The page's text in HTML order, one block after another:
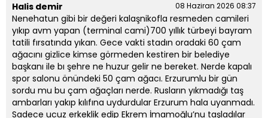
Halis demir 08 Haziran 2026 08:37
Nenehatun gibi bir değeri kalaşnikofla resmeden camileri
yıkıp avm yapan (terminal cami)700 yıllık türbeyi bayram
tatili fırsatında yıkan. Gece vakti stadın oradaki 60 çam
ağacını gizlice kimse görmeden kestiren bir belediye
başkanı ile bı şehre ne huzur gelir ne bereket. Nerde kapalı
spor salonu önündeki 50 çam ağacı. Erzurumlu bir gün
sordu mu bu çam ağaçları nerde. Rusların yıkmadığı taş
ambarları yakıp kılıfına uydurdular Erzurum hala uyanmadı.
Sadece ucuz erkeklik edip Ekrem İmamoğlu’nu taşladılar